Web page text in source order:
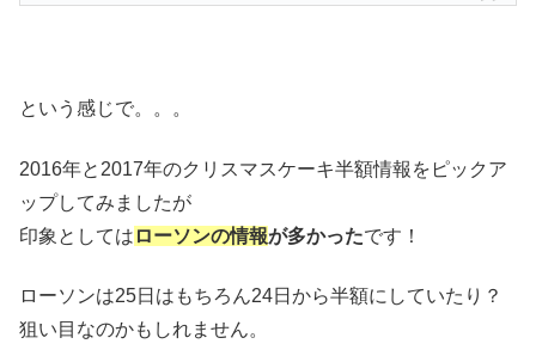
という感じで。。。
2016年と2017年のクリスマスケーキ半額情報をピックア
ップしてみましたが
印象としては ローソンの情報が多かったです！
ローソンは25日はもちろん24日から半額にしていたり？
狙い目なのかもしれません。